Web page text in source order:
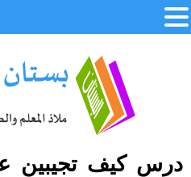
درس كيف تجيبين عن